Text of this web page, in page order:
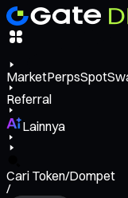
MarketPerpsSpot
Referral
Lainnya
Cari Token/Dompet
/